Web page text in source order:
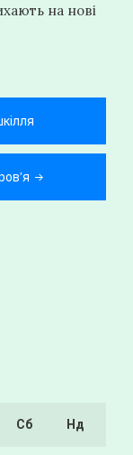
на нові
Сб Нд